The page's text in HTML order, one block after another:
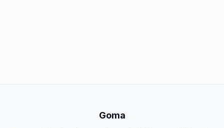
Goma